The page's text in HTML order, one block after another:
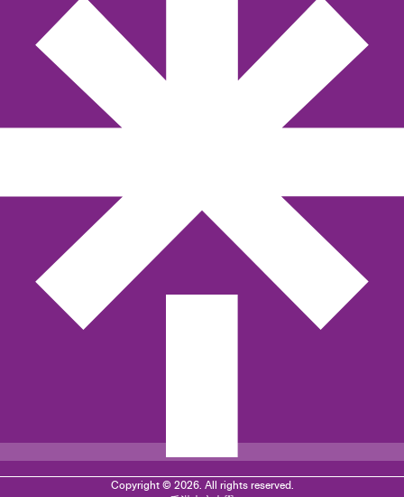
Copyright © 2026. All rights reserved.